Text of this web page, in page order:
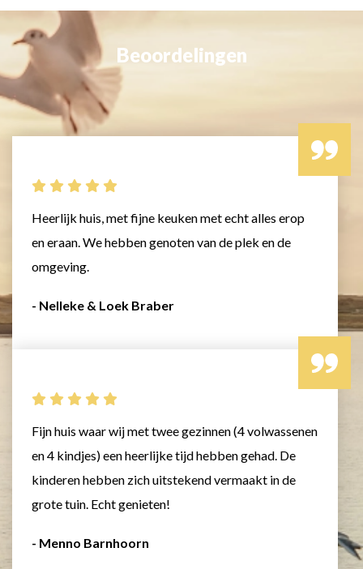
Beoordelingen
Heerlijk huis, met fijne keuken met echt alles erop
en eraan. We hebben genoten van de plek en de
omgeving.
- Nelleke & Loek Braber
Fijn huis waar wij met twee gezinnen (4 volwassenen
en 4 kindjes) een heerlijke tijd hebben gehad. De
kinderen hebben zich uitstekend vermaakt in de
grote tuin. Echt genieten!
- Menno Barnhoorn